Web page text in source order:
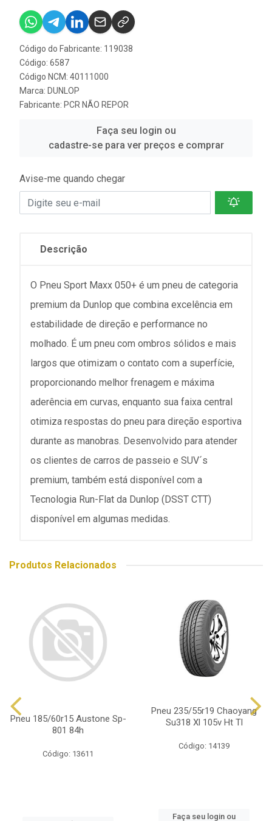
Código do Fabricante: 119038
Código: 6587
Código NCM: 40111000
Marca: DUNLOP
Fabricante: PCR NÃO REPOR
Faça seu login ou
cadastre-se para ver preços e comprar
Avise-me quando chegar
Descrição
O Pneu Sport Maxx 050+ é um pneu de categoria
premium da Dunlop que combina excelência em
estabilidade de direção e performance no
molhado. É um pneu com ombros sólidos e mais
largos que otimizam o contato com a superfície,
proporcionando melhor frenagem e máxima
aderência em curvas, enquanto sua faixa central
otimiza respostas do pneu para direção esportiva
durante as manobras. Desenvolvido para atender
os clientes de carros de passeio e SUV´s
premium, também está disponível com a
Tecnologia Run-Flat da Dunlop (DSST CTT)
disponível em algumas medidas.
Produtos Relacionados
Pneu 185/60r15 Austone Sp-
801 84h
Código: 13611
Pneu 235/55r19 Chaoyang
Su318 Xl 105v Ht Tl
Código: 14139
Faça seu login ou